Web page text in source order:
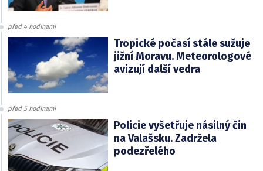
před 4 hodinami
Tropické počasí stále sužuje
jižní Moravu. Meteorologové
avizují další vedra
před 5 hodinami
Policie vyšetřuje násilný čin
na Valašsku. Zadržela
podezřelého